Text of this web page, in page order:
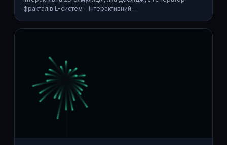
фракталів L-систем – інтерактивний…